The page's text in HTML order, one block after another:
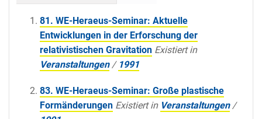
81. WE-Heraeus-Seminar: Aktuelle
Entwicklungen in der Erforschung der
relativistischen Gravitation Existiert in
Veranstaltungen / 1991
83. WE-Heraeus-Seminar: Große plastische
Formänderungen Existiert in Veranstaltungen /